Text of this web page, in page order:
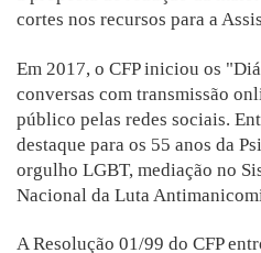
cortes nos recursos para a
Em 2017, o CFP iniciou os
conversas com transmissão
público pelas redes sociais.
destaque para os 55 anos da
orgulho LGBT, mediação no
Nacional da Luta
A Resolução 01/99 do CFP